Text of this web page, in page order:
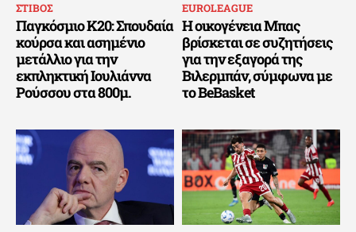
ΣΤΙΒΟΣ
Παγκόσμιο Κ20: Σπουδαία
κούρσα και ασημένιο
μετάλλιο για την
εκπληκτική Ιουλιάννα
Ρούσσου στα 800μ.
EUROLEAGUE
Η οικογένεια Μπας
βρίσκεται σε συζητήσεις
για την εξαγορά της
Βιλερμπάν, σύμφωνα με
το BeBasket